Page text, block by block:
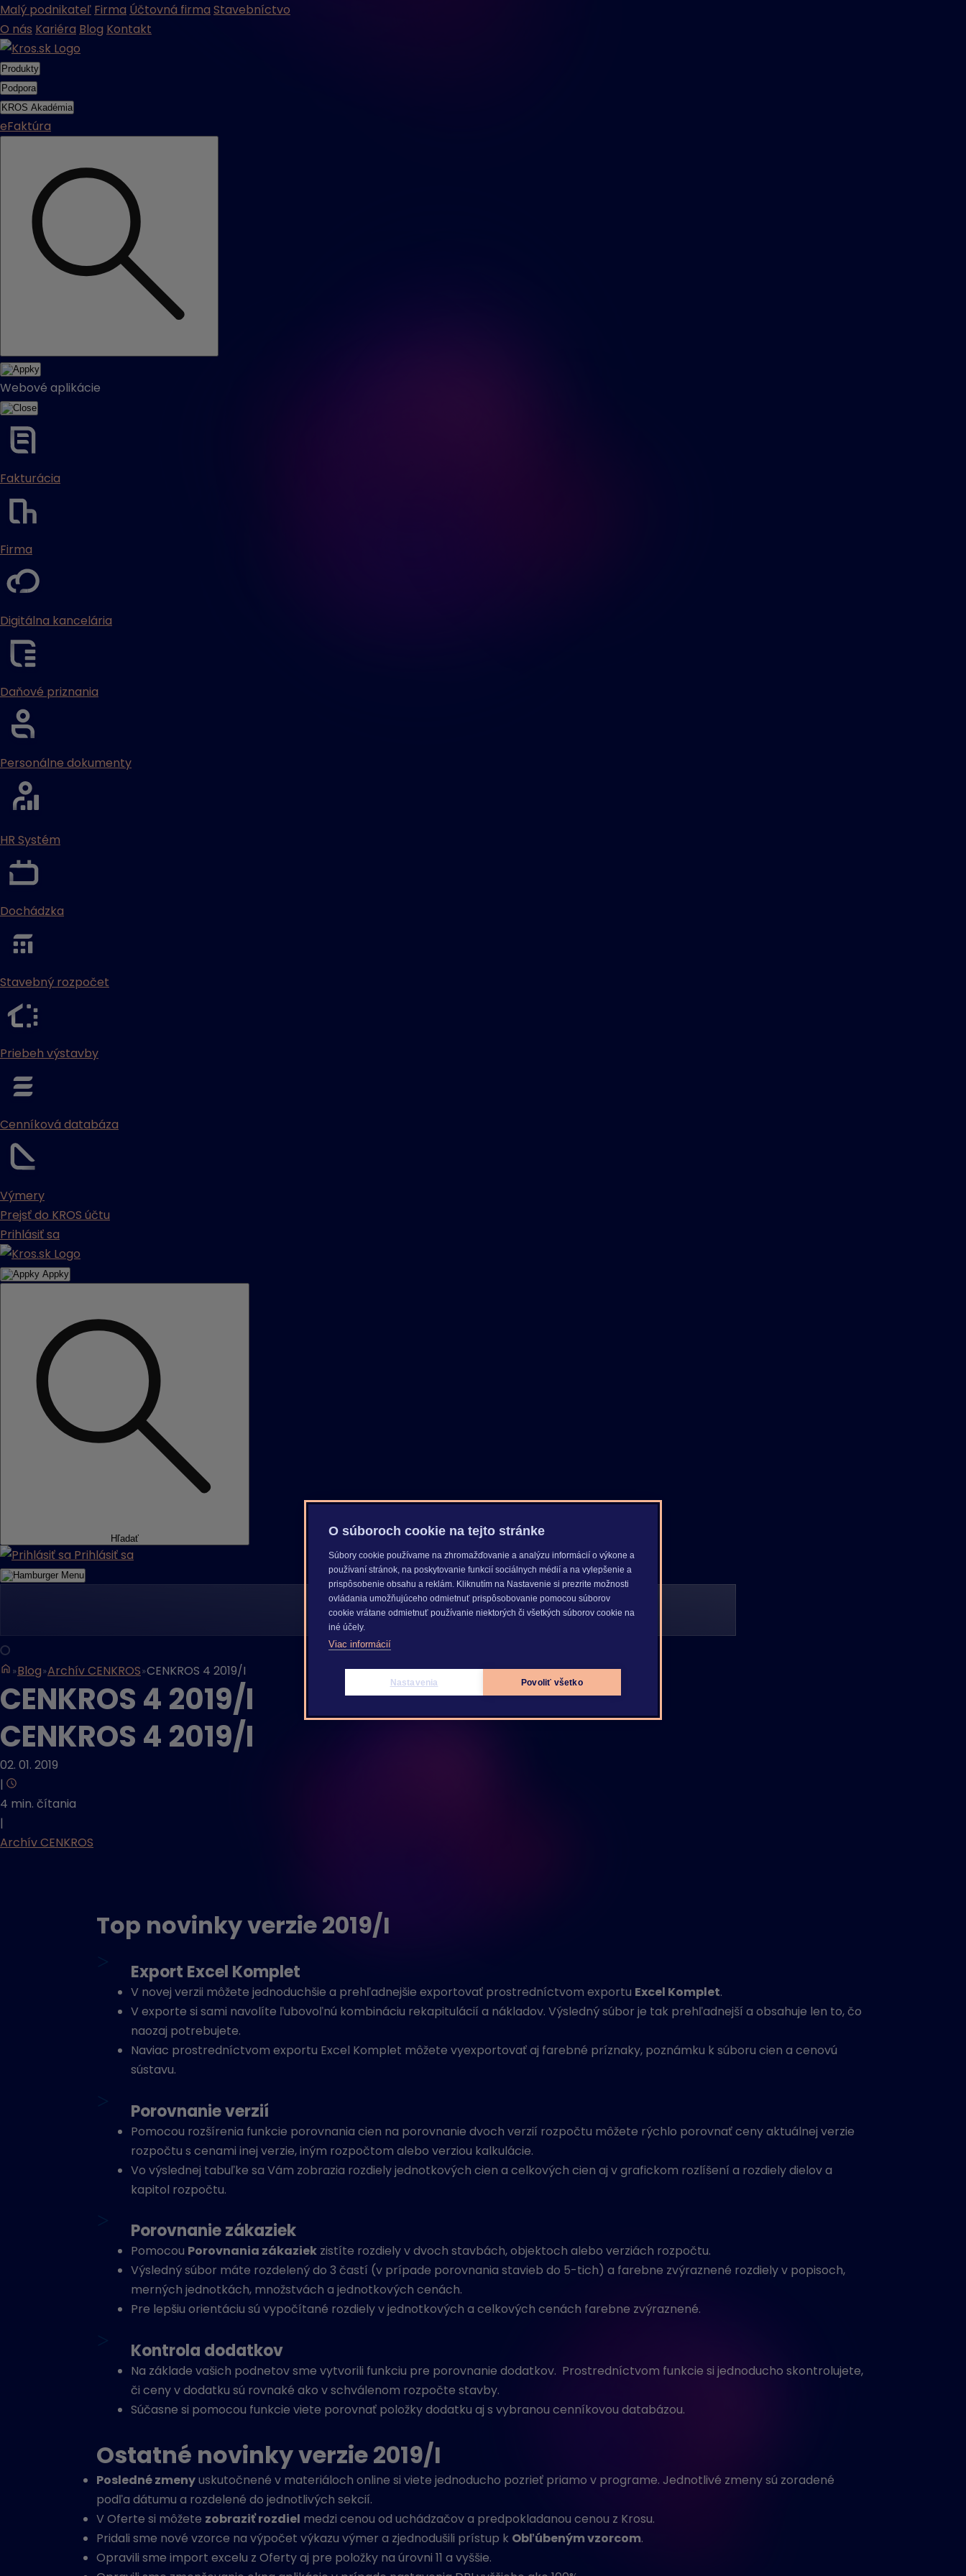
Malý podnikateľ Firma Účtovná firma Stavebníctvo
O nás Kariéra Blog Kontakt
Produkty
Podpora
KROS Akadémia
eFaktúra
Webové aplikácie
Fakturácia
Firma
Digitálna kancelária
Daňové priznania
Personálne dokumenty
HR Systém
Dochádzka
Stavebný rozpočet
Priebeh výstavby
Cenníková databáza
Výmery
Prejsť do KROS účtu
Prihlásiť sa
Appky
Hľadať
Prihlásiť sa
Menu
Blog Archív CENKROS CENKROS 4 2019/I
CENKROS 4 2019/I
CENKROS 4 2019/I
02. 01. 2019
|
4 min. čítania
|
Archív CENKROS
Top novinky verzie 2019/I
Export Excel Komplet
V novej verzii môžete jednoduchšie a prehľadnejšie exportovať prostredníctvom exportu Excel Komplet.
V exporte si sami navolíte ľubovoľnú kombináciu rekapitulácií a nákladov. Výsledný súbor je tak prehľadnejší a obsahuje len to, čo
naozaj potrebujete.
Naviac prostredníctvom exportu Excel Komplet môžete vyexportovať aj farebné príznaky, poznámku k súboru cien a cenovú
sústavu.
Porovnanie verzií
Pomocou rozšírenia funkcie porovnania cien na porovnanie dvoch verzií rozpočtu môžete rýchlo porovnať ceny aktuálnej verzie
rozpočtu s cenami inej verzie, iným rozpočtom alebo verziou kalkulácie.
Vo výslednej tabuľke sa Vám zobrazia rozdiely jednotkových cien a celkových cien aj v grafickom rozlíšení a rozdiely dielov a
kapitol rozpočtu.
Porovnanie zákaziek
Pomocou Porovnania zákaziek zistíte rozdiely v dvoch stavbách, objektoch alebo verziách rozpočtu.
Výsledný súbor máte rozdelený do 3 častí (v prípade porovnania stavieb do 5-tich) a farebne zvýraznené rozdiely v popisoch,
merných jednotkách, množstvách a jednotkových cenách.
Pre lepšiu orientáciu sú vypočítané rozdiely v jednotkových a celkových cenách farebne zvýraznené.
Kontrola dodatkov
Na základe vašich podnetov sme vytvorili funkciu pre porovnanie dodatkov. Prostredníctvom funkcie si jednoducho skontrolujete,
či ceny v dodatku sú rovnaké ako v schválenom rozpočte stavby.
Súčasne si pomocou funkcie viete porovnať položky dodatku aj s vybranou cenníkovou databázou.
Ostatné novinky verzie 2019/I
Posledné zmenyuskutočnené v materiáloch online si viete jednoducho pozrieť priamo v programe. Jednotlivé zmeny sú zoradené
podľa dátumu a rozdelené do jednotlivých sekcií.
V Oferte si môžete zobraziť rozdiel medzi cenou od uchádzačov a predpokladanou cenou z Krosu.
Pridali sme nové vzorce na výpočet výkazu výmer a zjednodušili prístup k Obľúbeným vzorcom.
Opravili sme import excelu z Oferty aj pre položky na úrovni 11 a vyššie.
O súboroch cookie na tejto stránke
Súbory cookie používame na zhromažďovanie a analýzu informácií o výkone a
používaní stránok, na poskytovanie funkcií sociálnych médií a na vylepšenie a
prispôsobenie obsahu a reklám. Kliknutím na Nastavenie si prezrite možnosti
ovládania umožňujúceho odmietnuť prispôsobovanie pomocou súborov
cookie vrátane odmietnuť používanie niektorých či všetkých súborov cookie na
iné účely.
Viac informácií
Nastavenia Povoliť všetko